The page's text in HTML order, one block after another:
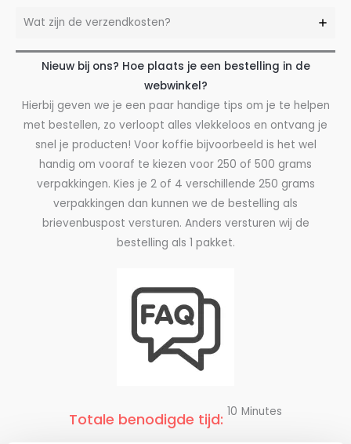
Wat zijn de verzendkosten?
Nieuw bij ons? Hoe plaats je een bestelling in de
webwinkel?
Hierbij geven we je een paar handige tips om je te helpen
met bestellen, zo verloopt alles vlekkeloos en ontvang je
snel je producten! Voor koffie bijvoorbeeld is het wel
handig om vooraf te kiezen voor 250 of 500 grams
verpakkingen. Kies je 2 of 4 verschillende 250 grams
verpakkingen dan kunnen we de bestelling als
brievenbuspost versturen. Anders versturen wij de
bestelling als 1 pakket.
Totale benodigde tijd: 10 Minutes